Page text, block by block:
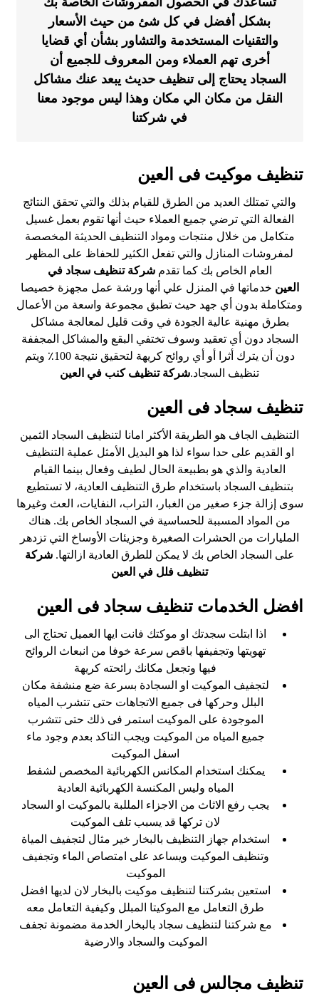
بشكل أفضل في كل شئ من حيث الأسعار
والتقنيات المستخدمة والتشاور بشأن أي قضايا
أخرى تهم العملاء ومن المعروف للجميع أن
السجاد يحتاج إلى تنظيف حديث يبعد عنك مشاكل
النقل من مكان الي مكان وهذا ليس موجود معنا
في شركتنا
تنظيف موكيت فى العين
والتي تمتلك العديد من الطرق للقيام بذلك والتي تحقق النتائج
الفعالة التي ترضي جميع العملاء حيث أنها تقوم بعمل غسيل
متكامل من خلال منتجات ومواد التنظيف الحديثة المخصصة
لمفروشات المنازل والتي تفعل الكثير للحفاظ على المظهر
العام الخاص بك كما تقدمشركة تنظيف سجاد في
العين خدماتها في المنزل علي أنها ورشة عمل مجهزة خصيصا
ومتكاملة بدون أي جهد حيث تطبق مجموعة واسعة من الأعمال
بطرق مهنية عالية الجودة في وقت قليل لمعالجة مشاكل
السجاد دون أي تعقيد وسوف تختفي البقع والمشاكل المجففة
دون أن يترك أثرا أو أي روائح كريهة لتحقيق نتيجة 100٪ ويتم
تنظيف السجاد.شركة تنظيف كنب في العين
تنظيف سجاد فى العين
التنظيف الجاف هو الطريقة الأكثر امانا لتنظيف السجاد الثمين
او القديم على حدا سواء لذا هو البديل الأمثل عملية التنظيف
العادية والذي هو بطبيعة الحال لطيف وفعال بينما القيام
بتنظيف السجاد باستخدام طرق التنظيف العادية، لا تستطيع
سوى إزالة جزء صغير من الغبار، التراب، النفايات، العث وغيرها
من المواد المسببة للحساسية في السجاد الخاص بك. هناك
المليارات من الحشرات الصغيرة وجزيئات الأوساخ التي تزدهر
على السجاد الخاص بك لا يمكن للطرق العادية ازالتها.شركة
تنظيف فلل في العين
افضل الخدمات تنظيف سجاد فى العين
اذا ابتلت سجدتك او موكتك فانت ايها العميل تحتاج الى
تهويتها وتجفيفها باقص سرعة خوفا من انبعاث الروائح
فيها وتجعل مكانك رائحته كريهة
لتجفيف الموكيت او السجادة بسرعة ضع منشفة مكان
البلل وحركها فى جميع الاتجاهات حتى تتشرب المياه
الموجودة على الموكيت استمر فى ذلك حتى تتشرب
جميع المياه من الموكيت ويجب التاكد بعدم وجود ماء
اسفل الموكيت
يمكنك استخدام المكانس الكهربائية المخصص لشفط
المياه وليس المكنسة الكهربائية العادية
يجب رفع الاثاث من الاجزاء المللبة بالموكيت او السجاد
لان تركها قد يسبب تلف الموكيت
استخدام جهاز التنظيف بالبخار خير مثال لتجفيف المياة
وتنظيف الموكيت ويساعد على امتصاص الماء وتجفيف
الموكيت
استعين بشركتنا لتنظيف موكيت بالبخار لان لديها افضل
طرق التعامل مع الموكيتا المبلل وكيفية التعامل معه
مع شركتنا لتنظيف سجاد بالبخار الخدمة مضمونة تجفف
الموكيت والسجاد والارضية
تنظيف مجالس فى العين